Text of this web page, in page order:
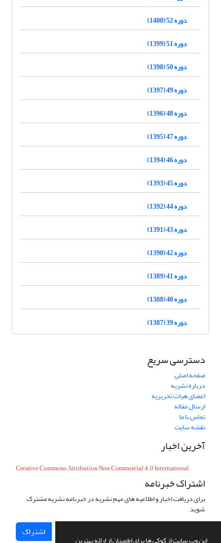
این وب سایت از کوکی ها برای اطمینان از ارائه بهترین
دوره 52 (1400)
دوره 51 (1399)
دوره 50 (1398)
دوره 49 (1397)
دوره 48 (1396)
دوره 47 (1395)
دوره 46 (1394)
دوره 45 (1393)
دوره 44 (1392)
دوره 43 (1391)
دوره 42 (1390)
دوره 41 (1389)
دوره 40 (1388)
دوره 39 (1387)
دسترسی سریع
صفحه اصلی
درباره نشریه
اعضای هیات تحریریه
ارسال مقاله
تماس با ما
نقشه سایت
آخرین اخبار
Creative Commons Attribution Non Commercial 4.0 International
اشتراک خبرنامه
برای دریافت اخبار و اطلاعیه های مهم نشریه در خبرنامه نشریه مشترک
شوید.
اشتراک